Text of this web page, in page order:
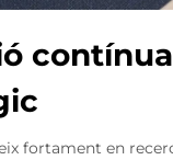
fortament en